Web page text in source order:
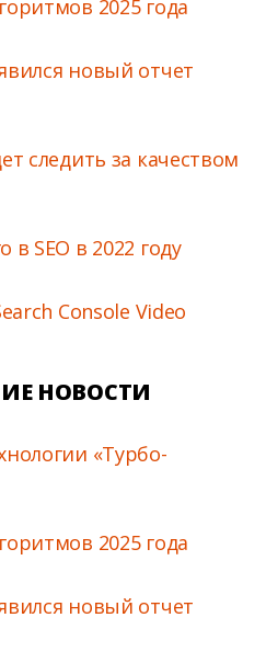
2025 года
новый отчет
следить за качеством
SEO в 2022 году
Console Video
НОВОСТИ
«Турбо-
2025 года
новый отчет